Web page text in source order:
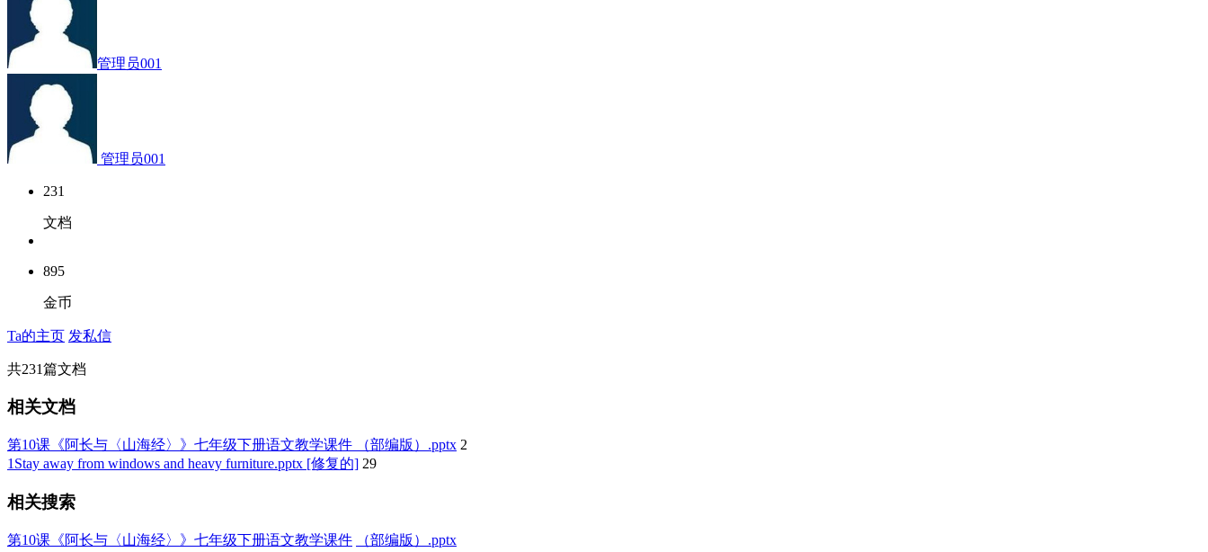
管理员001
管理员001
231
文档
895
金币
Ta的主页 发私信
共231篇文档
相关文档
第10课《阿长与〈山海经〉》七年级下册语文教学课件 （部编版）.pptx 2
1Stay away from windows and heavy furniture.pptx [修复的] 29
相关搜索
第10课《阿长与〈山海经〉》七年级下册语文教学课件 （部编版）.pptx